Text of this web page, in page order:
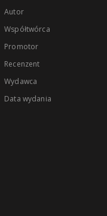
Autor
Współtwórca
Promotor
Recenzent
Wydawca
Data wydania